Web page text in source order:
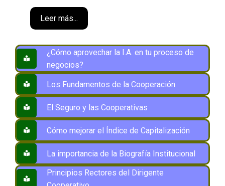
Leer más...
¿Cómo aprovechar la I.A. en tu proceso de
negocios?
Los Fundamentos de la Cooperación
El Seguro y las Cooperativas
Cómo mejorar el Índice de Capitalización
La importancia de la Biografía Institucional
Principios Rectores del Dirigente